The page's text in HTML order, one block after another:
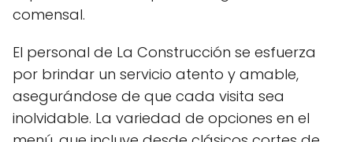
comensal.
El personal de La Construcción se esfuerza
por brindar un servicio atento y amable,
asegurándose de que cada visita sea
inolvidable. La variedad de opciones en el